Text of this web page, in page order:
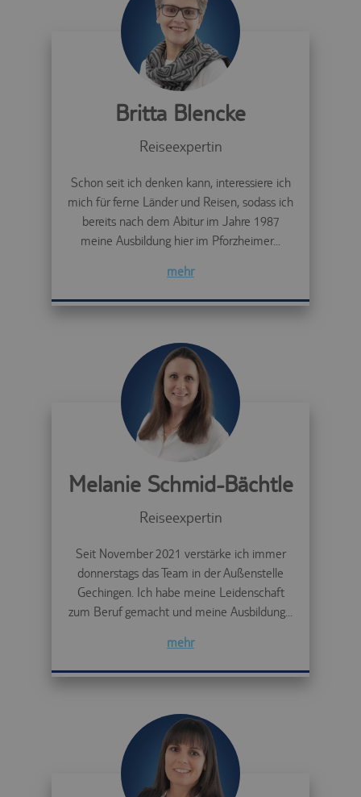
Britta Blencke
Reiseexpertin
Schon seit ich denken kann, interessiere ich
mich für ferne Länder und Reisen, sodass ich
bereits nach dem Abitur im Jahre 1987
meine Ausbildung hier im Pforzheimer...
mehr
Melanie Schmid-Bächtle
Reiseexpertin
Seit November 2021 verstärke ich immer
donnerstags das Team in der Außenstelle
Gechingen. Ich habe meine Leidenschaft
zum Beruf gemacht und meine Ausbildung...
mehr